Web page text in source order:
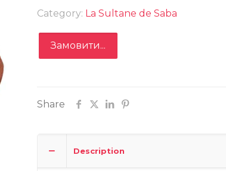
Category: La Sultane de Saba
Замовити...
Share
Description
DE SABA KESSA GLOVE